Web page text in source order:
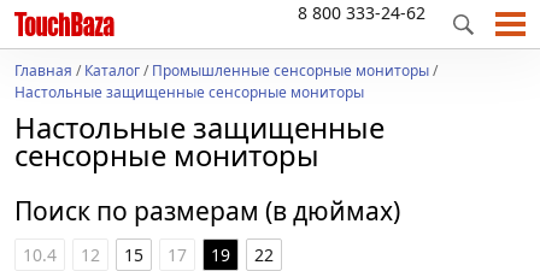
8 800 333-24-62
Главная /Каталог/Промышленные сенсорные мониторы/
Настольные защищенные сенсорные мониторы
Настольные защищенные
сенсорные мониторы
Поиск по размерам (в дюймах)
10.4 12 15 17 19 22